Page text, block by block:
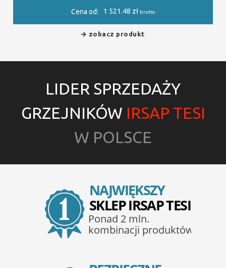
Cena od: 1 521.48 zł brutto
zobacz produkt
LIDER SPRZEDAŻY
GRZEJNIKÓW IRSAP TESI
W POLSCE